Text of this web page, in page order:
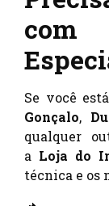
Se você
Gonçalo,
qualquer
a Loja do
técnica e os